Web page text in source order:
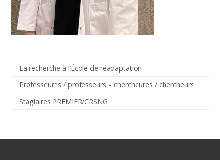
La recherche à l’École de réadaptation
Professeures / professeurs – chercheures / chercheurs
Stagiaires PREMIER/CRSNG